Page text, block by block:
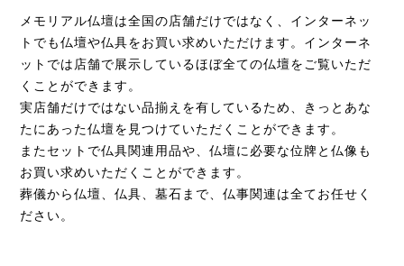
メモリアル仏壇は全国の店舗だけではなく、インターネッ
トでも仏壇や仏具をお買い求めいただけます。インターネ
ットでは店舗で展示しているほぼ全ての仏壇をご覧いただ
くことができます。
実店舗だけではない品揃えを有しているため、きっとあな
たにあった仏壇を見つけていただくことができます。
またセットで仏具関連用品や、仏壇に必要な位牌と仏像も
お買い求めいただくことができます。
葬儀から仏壇、仏具、墓石まで、仏事関連は全てお任せく
ださい。